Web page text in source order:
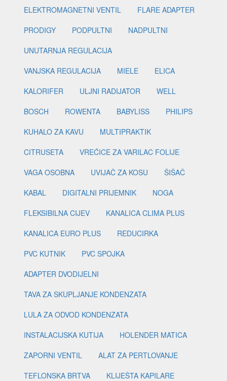
ELEKTROMAGNETNI VENTIL
FLARE ADAPTER
PRODIGY
PODPULTNI
NADPULTNI
UNUTARNJA REGULACIJA
VANJSKA REGULACIJA
MIELE
ELICA
KALORIFER
ULJNI RADIJATOR
WELL
BOSCH
ROWENTA BABYLISS
PHILIPS
KUHALO ZA KAVU
MULTIPRAKTIK
CITRUSETA
VREĆICE ZA VARILAC FOLIJE
VAGA OSOBNA
UVIJAČ ZA KOSU
ŠIŠAČ
KABAL
DIGITALNI PRIJEMNIK
NOGA
FLEKSIBILNA CIJEV
KANALICA CLIMA PLUS
KANALICA EURO PLUS
REDUCIRKA
PVC KUTNIK
PVC SPOJKA
ADAPTER DVODIJELNI
TAVA ZA SKUPLJANJE KONDENZATA
LULA ZA ODVOD KONDENZATA
INSTALACIJSKA KUTIJA
HOLENDER MATICA
ZAPORNI VENTIL
ALAT ZA PERTLOVANJE
TEFLONSKA BRTVA
KLIJEŠTA KAPILARE